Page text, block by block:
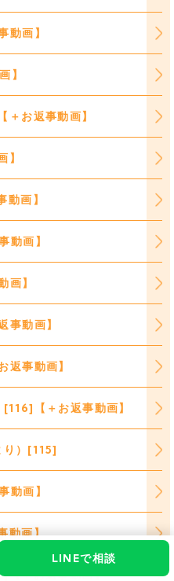
動画】
】
お返事動画】
】
画】
動画】
画】
事動画】
返事動画】
【＋お返事動画】
り）[115]
動画】
動画】
【＋お返事動画】
LINEで相談